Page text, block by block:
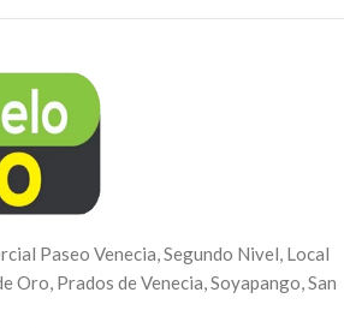
Paseo Venecia, Segundo Nivel, Local
Oro, Prados de Venecia, Soyapango, San